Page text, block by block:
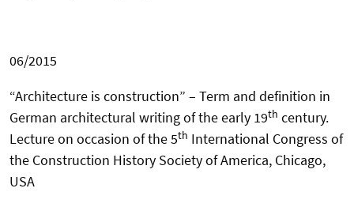
06/2015
“Architecture is construction” – Term and definition in
German architectural writing of the early 19th century.
Lecture on occasion of the 5th International Congress of
the Construction History Society ofAmerica, Chicago,
USA